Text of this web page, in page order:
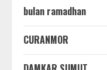
bulan ramadhan
CURANMOR